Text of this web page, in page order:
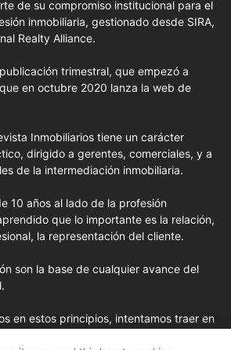
de su compromiso institucional para el
inmobiliaria, gestionado desde SIRA,
Realty Alliance.
trimestral, que empezó a
en octubre 2020 lanza la web de
Inmobiliarios tiene un carácter
dirigido a gerentes, comerciales, y a
de la intermediación inmobiliaria.
10 años al lado de la profesión
que lo importante es la relación,
la representación del cliente.
son la base de cualquier avance del
en estos principios, intentamos traer en